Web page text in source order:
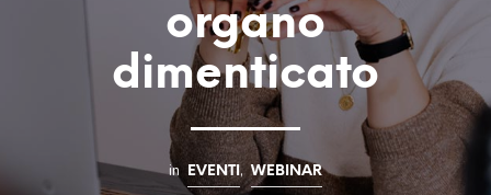
organo
dimenticato
in EVENTI, WEBINAR